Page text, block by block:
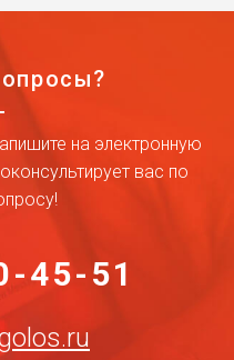
на электронную
вас по
45-51